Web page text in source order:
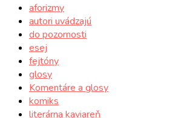
aforizmy
autori uvádzajú
do pozornosti
esej
fejtóny
glosy
Komentáre a glosy
komiks
literárna kaviareň